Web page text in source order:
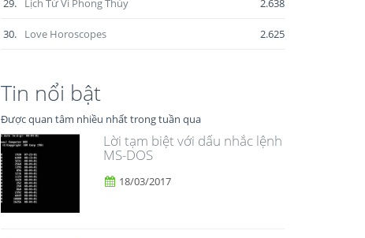
29. Lịch Tử Vi Phong Thủy 2.638
30. Love Horoscopes 2.625
Tin nổi bật
Được quan tâm nhiều nhất trong tuần qua
Lời tạm biệt với dấu nhắc lệnh
MS-DOS
18/03/2017